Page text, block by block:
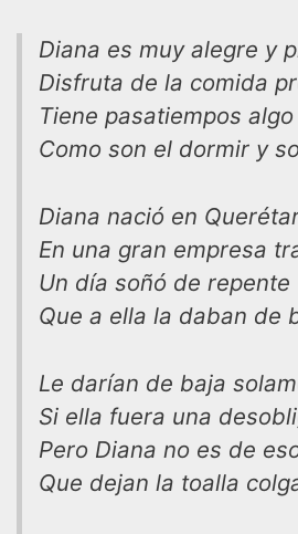
Diana es muy alegre y
Disfruta de la comida
Tiene pasatiempos
Como son el dormir y
Diana nació en
En una gran empresa
Un día soñó de repente
Que a ella la daban de
Le darían de baja
Si ella fuera una
Pero Diana no es de
Que dejan la toalla